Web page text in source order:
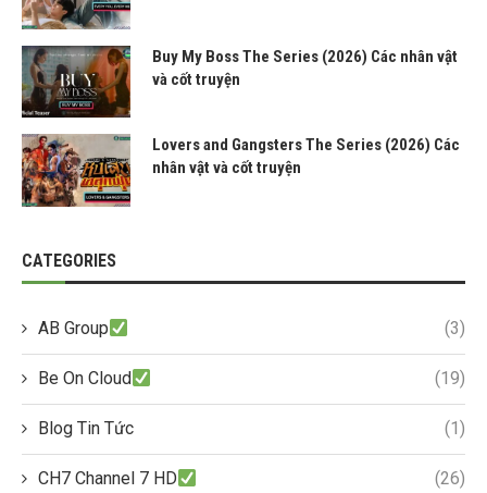
Buy My Boss The Series (2026) Các nhân vật
và cốt truyện
Lovers and Gangsters The Series (2026) Các
nhân vật và cốt truyện
CATEGORIES
AB Group (3)
Be On Cloud (19)
Blog Tin Tức (1)
CH7 Channel 7 HD (26)